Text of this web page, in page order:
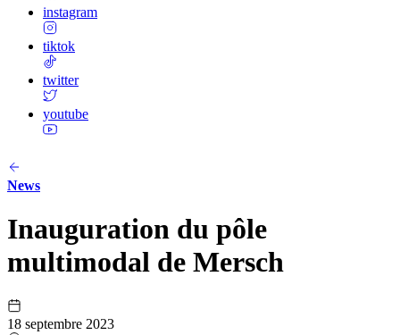
instagram
tiktok
twitter
youtube
News
Inauguration du pôle
multimodal de Mersch
18 septembre 2023